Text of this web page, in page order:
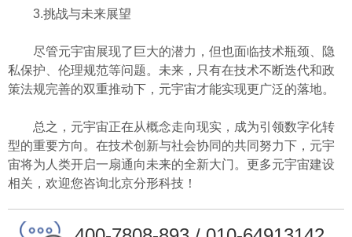
3.挑战与未来展望
尽管元宇宙展现了巨大的潜力，但也面临技术瓶颈、隐
私保护、伦理规范等问题。未来，只有在技术不断迭代和政
策法规完善的双重推动下，元宇宙才能实现更广泛的落地。
总之，元宇宙正在从概念走向现实，成为引领数字化转
型的重要方向。在技术创新与社会协同的共同努力下，元宇
宙将为人类开启一扇通向未来的全新大门。更多元宇宙建设
相关，欢迎您咨询北京分形科技！